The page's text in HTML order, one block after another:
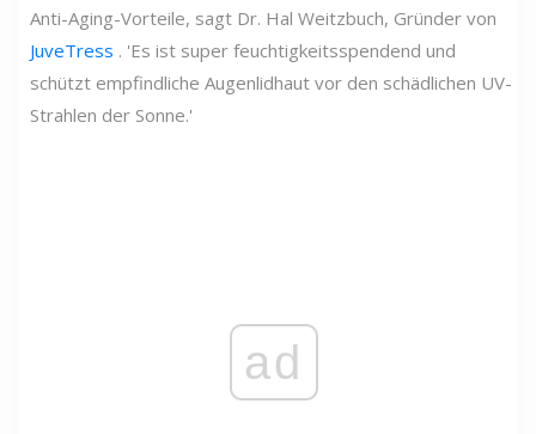
Anti-Aging-Vorteile, sagt Dr. Hal Weitzbuch, Gründer von
JuveTress . 'Es ist super feuchtigkeitsspendend und
schützt empfindliche Augenlidhaut vor den schädlichen UV-
Strahlen der Sonne.'
ad